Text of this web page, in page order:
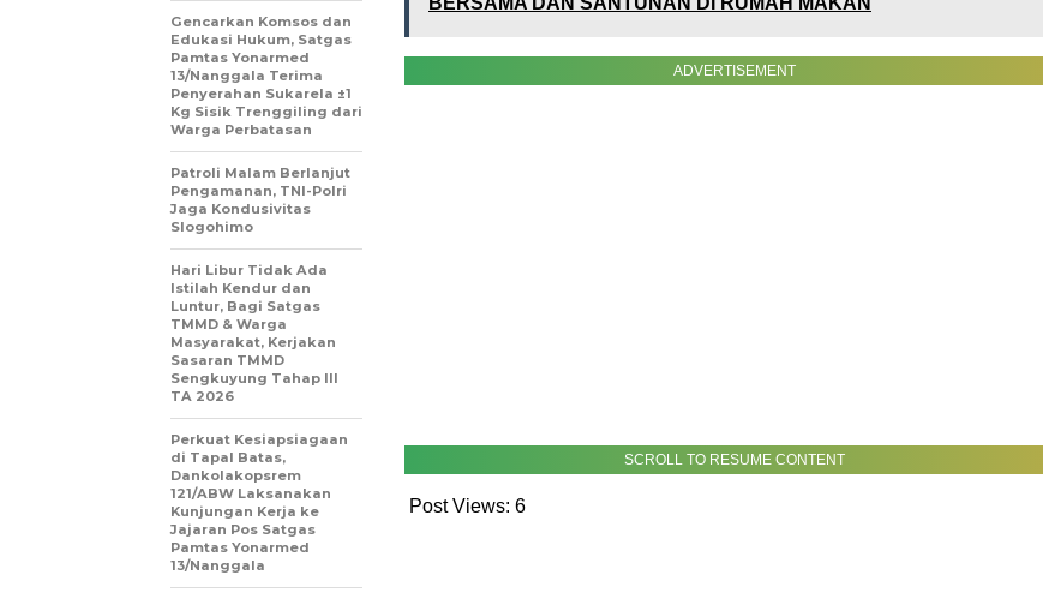
ADVERTISEMENT
SCROLL TO RESUME CONTENT
Post Views: 6
Gencarkan Komsos dan
Edukasi Hukum, Satgas
Pamtas Yonarmed
13/Nanggala Terima
Penyerahan Sukarela ±1
Kg Sisik Trenggiling dari
Warga Perbatasan
Patroli Malam Berlanjut
Pengamanan, TNI-Polri
Jaga Kondusivitas
Slogohimo
Hari Libur Tidak Ada
Istilah Kendur dan
Luntur, Bagi Satgas
TMMD & Warga
Masyarakat, Kerjakan
Sasaran TMMD
Sengkuyung Tahap III
TA 2026
Perkuat Kesiapsiagaan
di Tapal Batas,
Dankolakopsrem
121/ABW Laksanakan
Kunjungan Kerja ke
Jajaran Pos Satgas
Pamtas Yonarmed
13/Nanggala